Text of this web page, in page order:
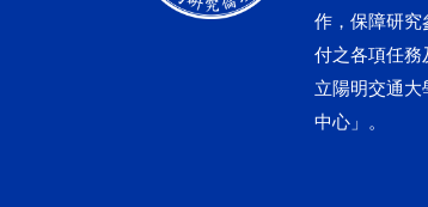
作，保障研究
付之各項任務
立陽明交通
中心」。